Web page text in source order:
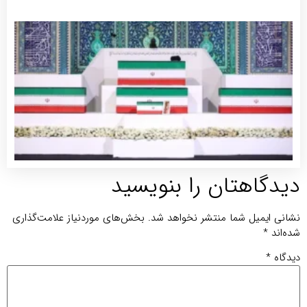
پیکر
رهبر
را بنویسید
ایمیل شما منتشر نخواهد شد. بخش‌های موردنیاز علامت‌گذاری
*
*